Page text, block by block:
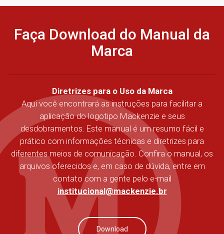
Faça Download do Manual da
Marca
Diretrizes para o Uso da Marca
Aqui você encontrará as instruções para facilitar a
aplicação do logotipo Mackenzie e seus
desdobramentos. Este manual é um resumo fácil e
prático com informações técnicas e diretrizes para
diferentes meios de comunicação. Confira o manual, os
arquivos oferecidos e, em caso de dúvida, entre em
contato com a gente pelo e-mail
institucional@mackenzie.br
Download